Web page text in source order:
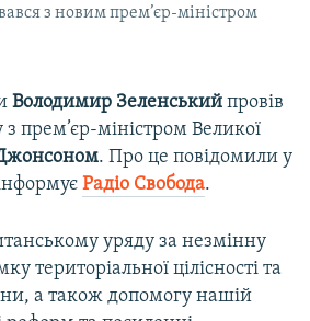
з новим прем’єр-міністром
Володимир Зеленський провів
прем’єр-міністром Великої
. Про це повідомили у
Радіо Свобода.
уряду за незмінну
територіальної цілісності та
а також допомогу нашій